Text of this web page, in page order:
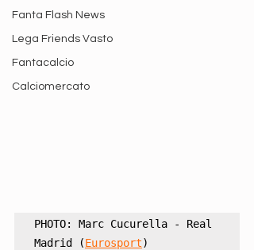
Fanta Flash News
Lega Friends Vasto
Fantacalcio
Calciomercato
PHOTO: Marc Cucurella - Real
Madrid (Eurosport)